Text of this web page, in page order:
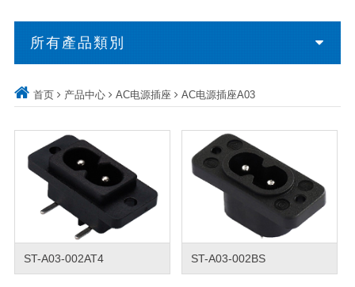
所有產品類別
首页 产品中心 AC电源插座 AC电源插座A03
ST-A03-002AT4 ST-A03-002BS